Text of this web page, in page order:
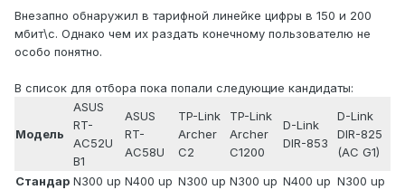
Внезапно обнаружил в тарифной линейке цифры в 150 и 200
мбит\с. Однако чем их раздать конечному пользователю не
особо понятно.
В список для отбора пока попали следующие кандидаты:
Модель
ASUS
RT-
AC52U
B1
ASUS
RT-
AC58U
TP-Link
Archer
C2
TP-Link
Archer
C1200
D-Link
DIR-853
D-Link
DIR-825
(AC G1)
Стандар N300 up N400 up N300 up N300 up N400 up N300 up